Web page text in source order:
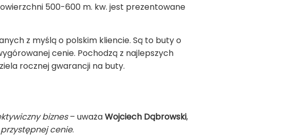
500-600 m. kw. jest prezentowane
z myślą o polskim kliencie. Są to buty o
cenie. Pochodzą z najlepszych
rocznej gwarancji na buty.
biznes– uważaWojciech Dąbrowski,
cenie.